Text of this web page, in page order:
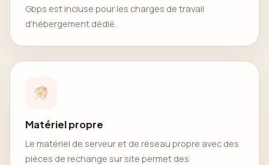
Gbps est incluse pour les charges de travail
d'hébergement dédié.
Matériel propre
Le matériel de serveur et de réseau propre avec des
pièces de rechange sur site permet des